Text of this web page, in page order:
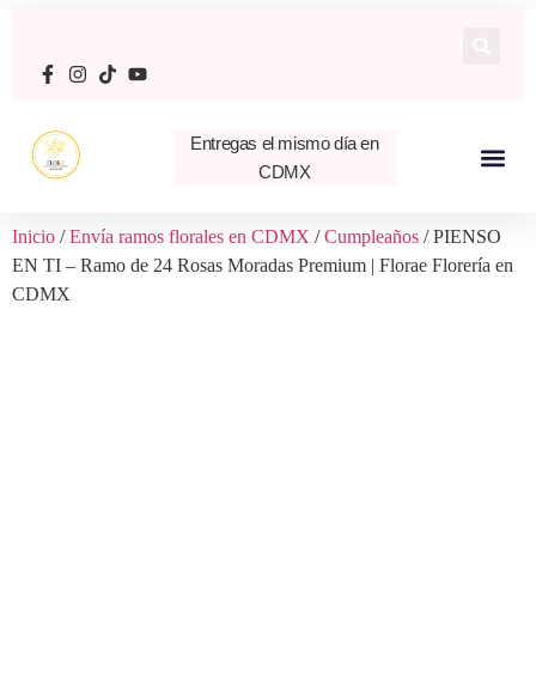
Entregas el mismo día en
CDMX
Inicio /Envía ramos florales en CDMX /Cumpleaños / PIENSO
EN TI – Ramo de 24 Rosas Moradas Premium | Florae Florería en
CDMX